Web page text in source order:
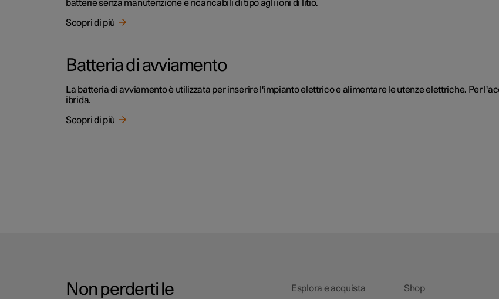
batterie senza manutenzione e ricaricabili di tipo agli ioni di litio.
Scopri di più
Batteria di avviamento
La batteria di avviamento è utilizzata per inserire l'impianto elettrico e alimentare le utenze elettriche. Per
ibrida.
Scopri di più
Non perderti le
Esplora e acquista
Shop